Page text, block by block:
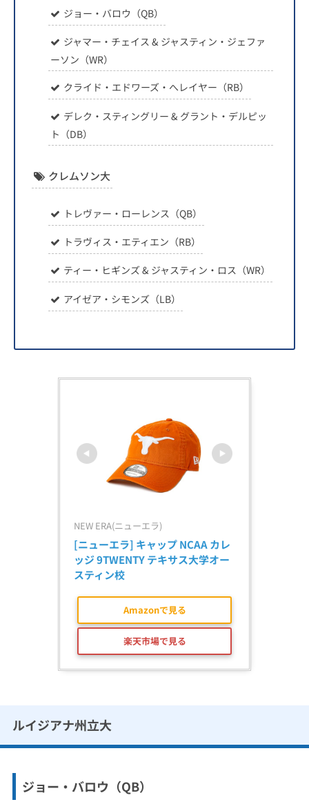
ジョー・バロウ（QB）
ジャマー・チェイス & ジャスティン・ジェファ
ーソン（WR）
クライド・エドワーズ・へレイヤー（RB）
デレク・スティングリー & グラント・デルピッ
ト（DB）
クレムソン大
トレヴァー・ローレンス（QB）
トラヴィス・エティエン（RB）
ティー・ヒギンズ & ジャスティン・ロス（WR）
アイゼア・シモンズ（LB）
NEW ERA(ニューエラ)
[ニューエラ] キャップ NCAA カレ
ッジ 9TWENTY テキサス大学オー
スティン校
Amazonで見る
楽天市場で見る
ルイジアナ州立大
ジョー・バロウ（QB）